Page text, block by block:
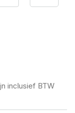
inclusief BTW